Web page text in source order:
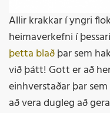
Allir krakkar í yngri
heimaverkefni í
þetta blaðþar sem
við þátt! Gott er að
einhverstaðar þar
að vera dugleg að